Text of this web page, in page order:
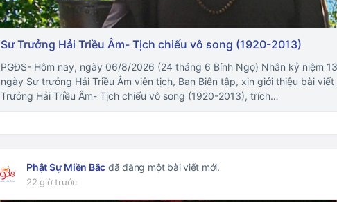
Sư Trưởng Hải Triều Âm- Tịch chiếu vô song (1920-2013)
PGĐS- Hôm nay, ngày 06/8/2026 (24 tháng 6 Bính Ngọ) Nhân kỷ niệm
ngày Sư trưởng Hải Triều Âm viên tịch, Ban Biên tập, xin giới thiệu bài viết
Trưởng Hải Triều Âm- Tịch chiếu vô song (1920-2013), trích…
Phật Sự Miền Bắc đã đăng một bài viết mới.
22 giờ trước